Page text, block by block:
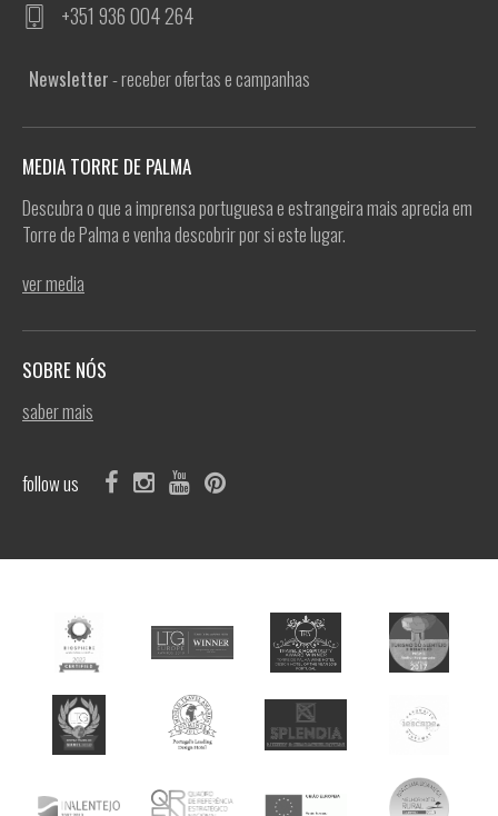
+351 936 004 264
Newsletter- receber ofertas e campanhas
MEDIA TORRE DE PALMA
Descubra o que a imprensa portuguesa e estrangeira mais aprecia em
Torre de Palma e venha descobrir por si este lugar.
ver media
SOBRE NÓS
saber mais
follow us